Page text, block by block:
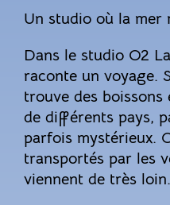
Un studio où la mer
Dans le studio O2
raconte un voyage.
trouve des boissons
de différents pays,
parfois mystérieux.
transportés par les
viennent de très loin.